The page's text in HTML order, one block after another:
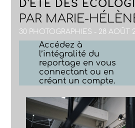
D'ÉTÉ DES
PAR MARIE-
30 PHOTOGRAPHIES - 28 AOÛT
Accédez à
l’intégralité du
reportage en vous
connectant ou en
créant un compte.